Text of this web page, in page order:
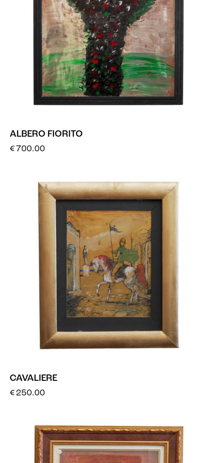
ALBERO FIORITO
€700.00
CAVALIERE
€ 250.00